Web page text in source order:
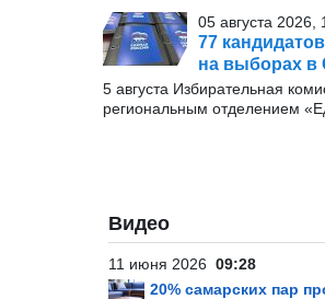
05 августа 2026,
77
на выборах в
5 августа Избирательная
региональным отделением
Видео
11 июня 2026 09:28
20% самарских пар